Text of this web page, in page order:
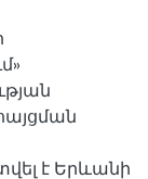
է Երևանի